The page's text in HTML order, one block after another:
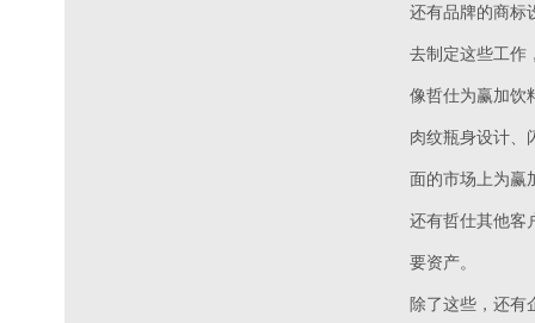
还有品牌的商标
去制定这些工作
像哲仕为赢加饮
肉纹瓶身设计、
面的市场上为赢
还有哲仕其他客
要资产。
除了这些，还有